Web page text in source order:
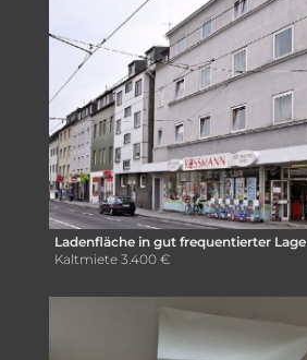
Ladenfläche in gut frequentierter Lage
Kaltmiete 3.400 €